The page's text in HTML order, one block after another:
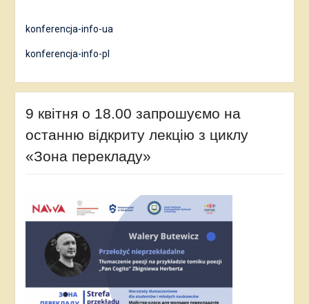
konferencja-info-ua
konferencja-info-pl
9 квітня о 18.00 запрошуємо на
останню відкриту лекцію з циклу
«Зона перекладу»